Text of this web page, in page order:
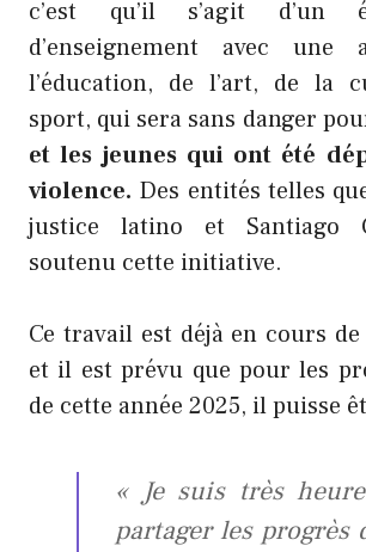
c’est qu’il s’agit d’un
d’enseignement avec une
l’éducation, de l’art, de la
sport, qui sera sans danger
et les jeunes qui ont été
violence. Des entités telles
justice latino et Santiago
soutenu cette initiative.
Ce travail est déjà en cours
et il est prévu que pour les
de cette année 2025, il puisse
« Je suis très
partager les progrès